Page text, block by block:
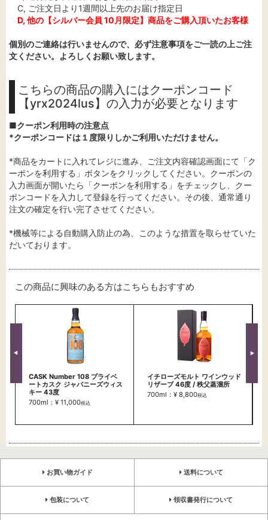
C, ご注文日より1週間以上先のお届け指定日
D, 他の【シルバー会員 10月限定】商品をご購入頂いたお客様
個別のご連絡は行いませんので、必ず注意事項をご一読の上ご注
文ください。よろしくお願い致します。
こちらの商品の購入にはクーポンコード
【yrx2024lus】の入力が必要となります
■クーポン利用時の注意点
*クーポンコードは１度限りしかご利用いただけません。
*商品をカートに入れてレジに進み、ご注文内容確認画面にて「ク
ーポンを利用する」ボタンをクリックしてください。クーポンの
入力画面が開いたら「クーポンを利用する」をチェックし、クー
ポンコードを入力して登録を行ってください。その後、通常通り
注文の確定を行い完了させてください。
*機械等による自動購入防止の為、このような措置を取らせていた
だいております。
この商品に興味のある方はこちらもおすすめ
CASK Number 108 プライベ
ートカスク ジャパニーズウィス
キー 43度
700ml：¥ 11,000税込
イチローズモルト ワインウッド
リザーブ 46度 / 秩父蒸溜所
700ml：¥ 8,800税込
お買い物ガイド 送料について
包装について 領収書発行について